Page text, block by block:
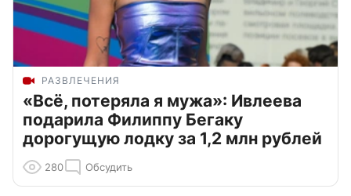
РАЗВЛЕЧЕНИЯ
«Всё, потеряла я мужа»: Ивлеева
подарила Филиппу Бегаку
дорогущую лодку за 1,2 млн рублей
280 Обсудить